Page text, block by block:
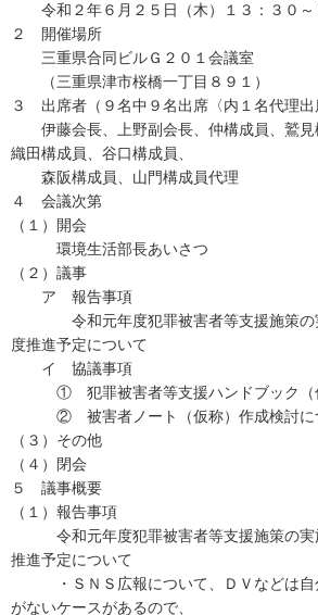
令和２年６月２５日（木）１３：３０～
２ 開催場所
三重県合同ビルＧ２０１会議室
（三重県津市桜橋一丁目８９１）
３ 出席者（９名中９名出席〈内１名代理出
伊藤会長、上野副会長、仲構成員、鷲見
織田構成員、谷口構成員、
森阪構成員、山門構成員代理
４ 会議次第
（１）開会
環境生活部長あいさつ
（２）議事
ア 報告事項
令和元年度犯罪被害者等支援施策の
度推進予定について
イ 協議事項
① 犯罪被害者等支援ハンドブック（仮
② 被害者ノート（仮称）作成検討に
（３）その他
（４）閉会
５ 議事概要
（１）報告事項
令和元年度犯罪被害者等支援施策の実
推進予定について
・ＳＮＳ広報について、ＤＶなどは自
がないケースがあるので、